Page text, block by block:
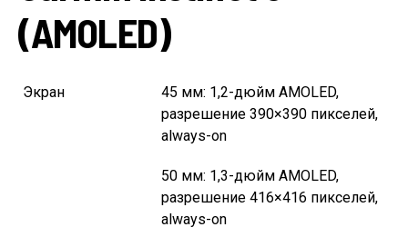
(AMOLED)
Экран
45 мм: 1,2-дюйм AMOLED,
разрешение 390×390 пикселей,
always-on
50 мм: 1,3-дюйм AMOLED,
разрешение 416×416 пикселей,
always-on